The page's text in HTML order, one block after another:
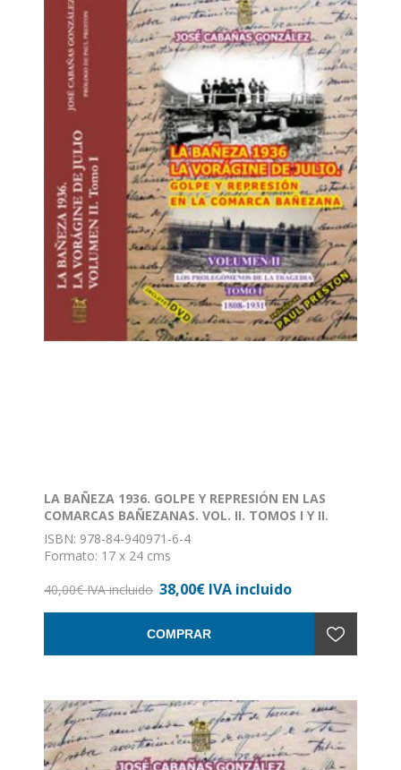
LA BAÑEZA 1936. GOLPE Y REPRESIÓN EN LAS
COMARCAS BAÑEZANAS. VOL. II. TOMOS I Y II.
ISBN: 978-84-940971-6-4
Formato: 17 x 24 cms
Encuadernación: Rústica con solapa
40,00€ IVA incluido 38,00€ IVA incluido
COMPRAR